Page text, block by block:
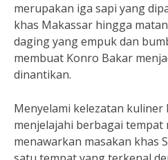
merupakan iga sapi yang
khas Makassar hingga
daging yang empuk dan
membuat Konro Bakar
dinantikan.
Menyelami kelezatan
menjelajahi berbagai tempat
menawarkan masakan khas